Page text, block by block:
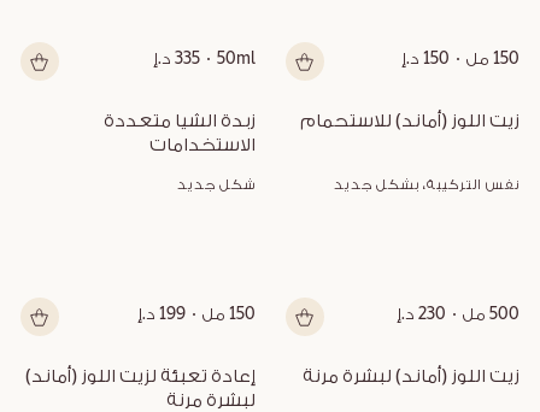
150 مل 150 د.إ 50ml 335 د.إ
زيت اللوز (أماند) للاستحمام
نفس التركيبة، بشكل جديد
500 مل 230 د.إ
الاستخدامات
شكل جديد
150 مل 199 د.إ
زيت اللوز (أماند) لبشرة مرنة
لبشرة مرنة